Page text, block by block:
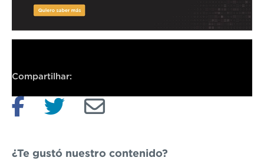
Compartilhar:
¿Te gustó nuestro contenido?